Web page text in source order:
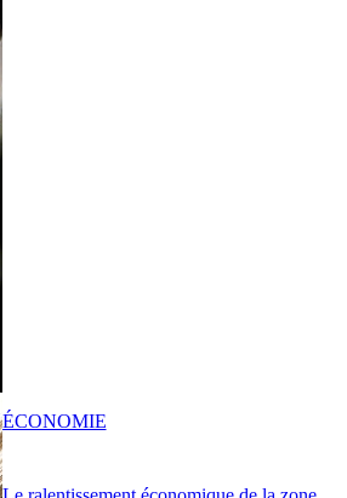
ÉCONOMIE